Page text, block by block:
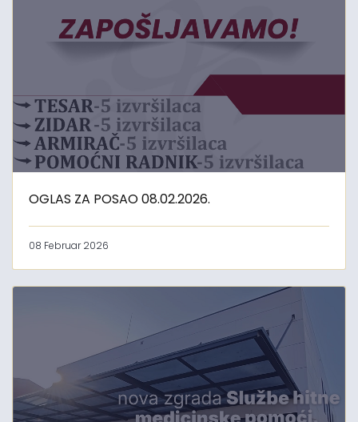
OGLAS ZA POSAO 08.02.2026.
08 Februar 2026